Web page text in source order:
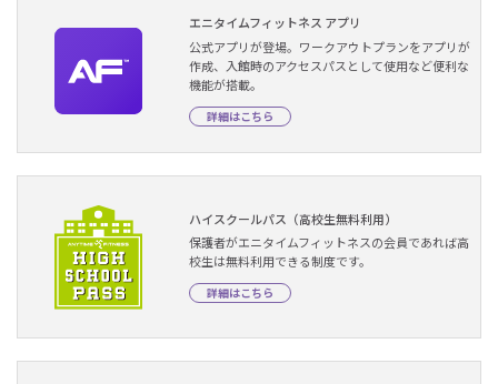
エニタイムフィットネス アプリ
公式アプリが登場。ワークアウトプランをアプリが
作成、入館時のアクセスパスとして使用など便利な
機能が搭載。
詳細はこちら
ハイスクールパス（高校生無料利用）
保護者がエニタイムフィットネスの会員であれば高
校生は無料利用できる制度です。
詳細はこちら